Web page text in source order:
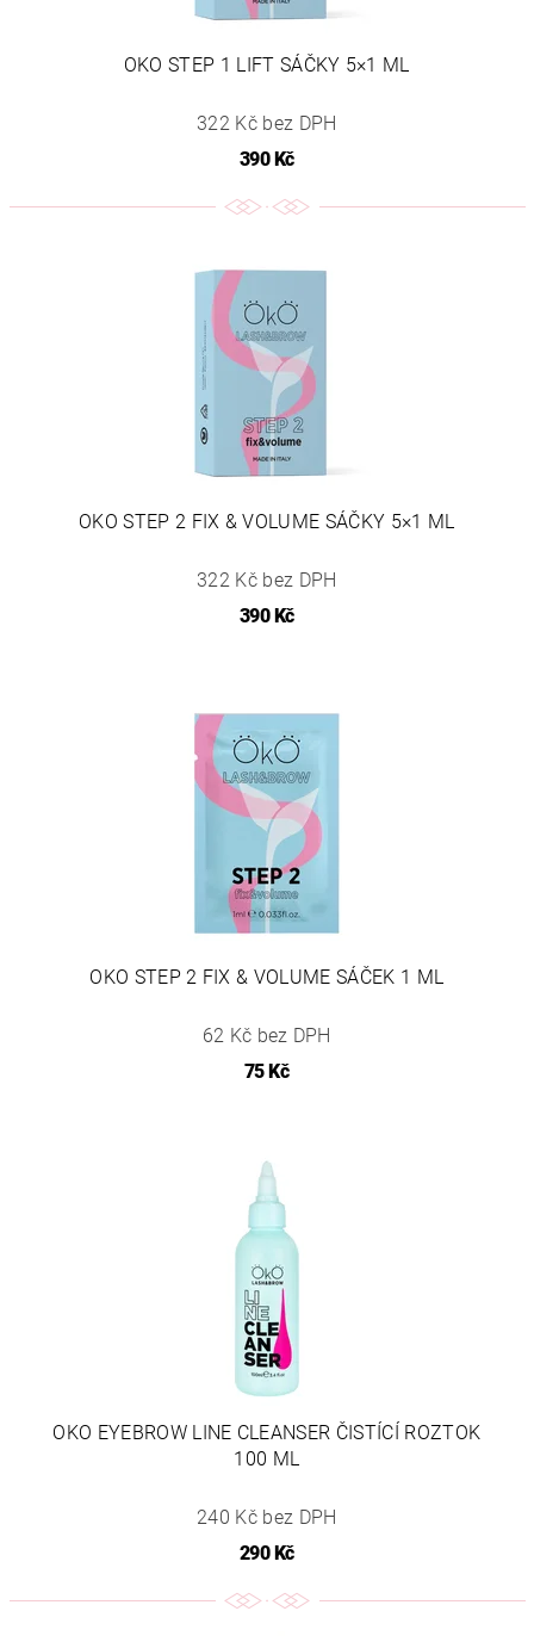
OKO STEP 1 LIFT SÁČKY 5×1 ML
322 Kč bez DPH
390 Kč
OKO STEP 2 FIX & VOLUME SÁČKY 5×1 ML
322 Kč bez DPH
390 Kč
OKO STEP 2 FIX & VOLUME SÁČEK 1 ML
62 Kč bez DPH
75 Kč
OKO EYEBROW LINE CLEANSER ČISTÍCÍ ROZTOK
100 ML
240 Kč bez DPH
290 Kč